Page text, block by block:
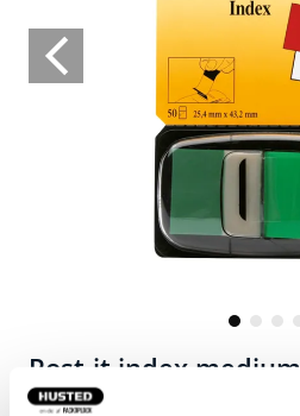
Post-it index medium